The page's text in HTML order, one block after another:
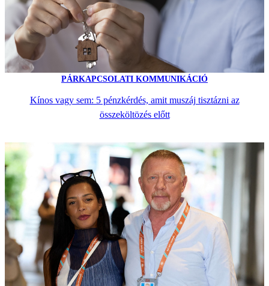
PÁRKAPCSOLATI KOMMUNIKÁCIÓ
Kínos vagy sem: 5 pénzkérdés, amit muszáj tisztázni az
összeköltözés előtt